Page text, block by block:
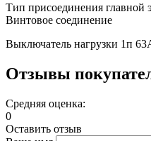
Тип присоединения главной
Винтовое соединение
Выключатель нагрузки 1п
Отзывы
Средняя оценка:
0
Оставить отзыв